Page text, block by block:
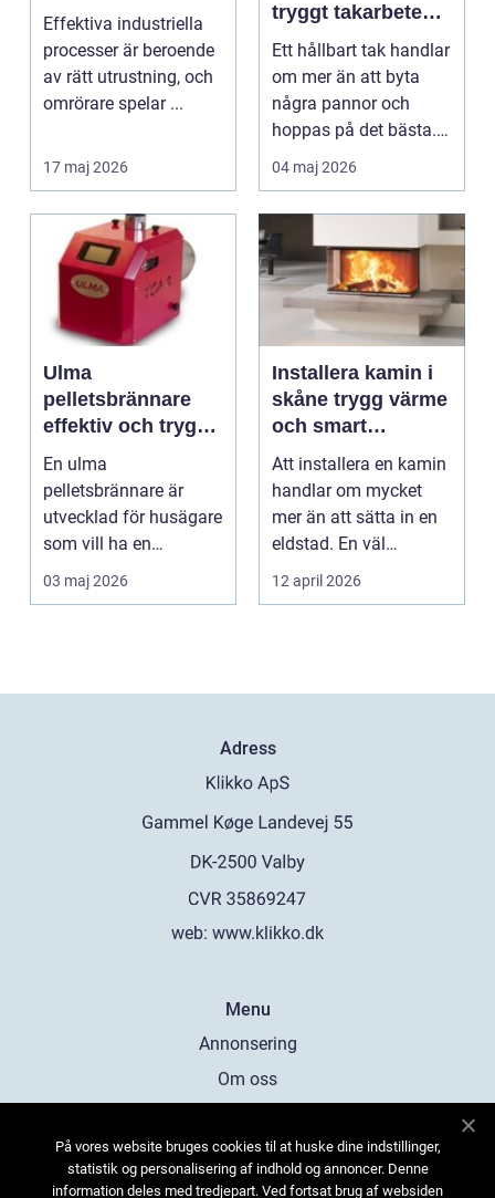
Effektiva industriella
processer är beroende
av rätt utrustning, och
omrörare spelar ...
17 maj 2026
tryggt takarbete
för kustklimat
Ett hållbart tak handlar
om mer än att byta
några pannor och
hoppas på det bästa.
För husägare i Val...
04 maj 2026
Ulma
pelletsbrännare
effektiv och trygg
värme för svenska
hem
En ulma
pelletsbrännare är
utvecklad för husägare
som vill ha en
driftsäker och
ekonomisk
03 maj 2026
Installera kamin i
skåne trygg värme
och smart
investering
Att installera en kamin
handlar om mycket
mer än att sätta in en
eldstad. En väl
planerad installati...
12 april 2026
Adress
web: www.klikko.dk
Menu
Annonsering
Om oss
Kontakta oss
Sitemap
På vores website bruges cookies til at huske dine indstillinger,
statistik og personalisering af indhold og annoncer. Denne
information deles med tredjepart. Ved fortsat brug af websiden